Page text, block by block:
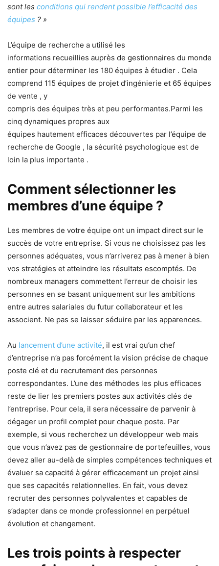
sont les conditions qui rendent possible l’efficacité des
équipes ? »
L’équipe de recherche a utilisé les
informations recueillies auprès de gestionnaires du monde
entier pour déterminer les 180 équipes à étudier . Cela
comprend 115 équipes de projet d’ingénierie et 65 équipes
de vente , y
compris des équipes très et peu performantes.Parmi les
cinq dynamiques propres aux
équipes hautement efficaces découvertes par l’équipe de
recherche de Google , la sécurité psychologique est de
loin la plus importante .
Comment sélectionner les
membres d’une équipe ?
Les membres de votre équipe ont un impact direct sur le
succès de votre entreprise. Si vous ne choisissez pas les
personnes adéquates, vous n’arriverez pas à mener à bien
vos stratégies et atteindre les résultats escomptés. De
nombreux managers commettent l’erreur de choisir les
personnes en se basant uniquement sur les ambitions
entre autres salariales du futur collaborateur et les
associent. Ne pas se laisser séduire par les apparences.
Au lancement d’une activité, il est vrai qu’un chef
d’entreprise n’a pas forcément la vision précise de chaque
poste clé et du recrutement des personnes
correspondantes. L’une des méthodes les plus efficaces
reste de lier les premiers postes aux activités clés de
l’entreprise. Pour cela, il sera nécessaire de parvenir à
dégager un profil complet pour chaque poste. Par
exemple, si vous recherchez un développeur web mais
que vous n’avez pas de gestionnaire de portefeuilles, vous
devez aller au-delà de simples compétences techniques et
évaluer sa capacité à gérer efficacement un projet ainsi
que ses capacités relationnelles. En fait, vous devez
recruter des personnes polyvalentes et capables de
s’adapter dans ce monde professionnel en perpétuel
évolution et changement.
Les trois points à respecter